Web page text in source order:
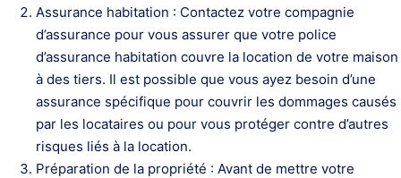
Assurance habitation : Contactez votre compagnie
d’assurance pour vous assurer que votre police
d’assurance habitation couvre la location de votre maison
à des tiers. Il est possible que vous ayez besoin d’une
assurance spécifique pour couvrir les dommages causés
par les locataires ou pour vous protéger contre d’autres
risques liés à la location.
Préparation de la propriété : Avant de mettre votre